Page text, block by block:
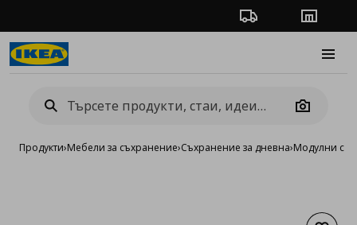
Проследяване на
Camera
Продукти›Мебели за съхранение›Съхранение за дневна›Модулни